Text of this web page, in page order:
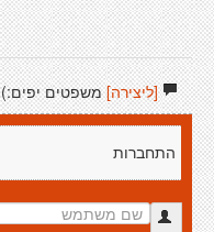
[ליצירה]משפטים יפים:)
התחברות